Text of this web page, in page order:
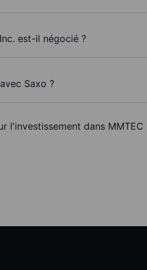
est-il négocié ?
Saxo ?
l'investissement dans MMTEC